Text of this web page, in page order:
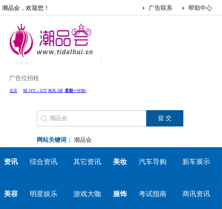
潮品会，欢迎您！ 帮助中心
广告联系
广告位招租
网站关键词： 潮品会
资讯 综合资讯 其它资讯 美妆 汽车导购 新车展示
美容 明星娱乐 游戏大咖 服饰 考试指南 商讯资讯